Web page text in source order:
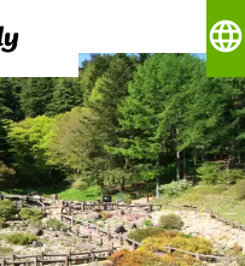
language